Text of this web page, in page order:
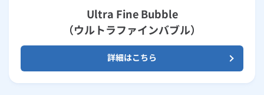
Ultra Fine Bubble
（ウルトラファインバブル）
詳細はこちら